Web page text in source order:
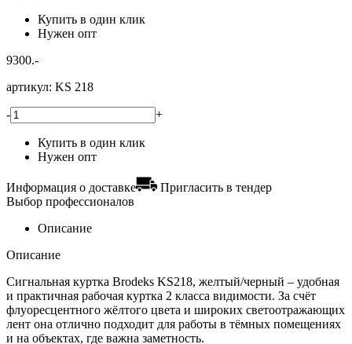
Купить в один клик
Нужен опт
9300.-
артикул: KS 218
- +
Купить в один клик
Нужен опт
Информация о доставке
Пригласить в тендер
Выбор профессионалов
Описание
Описание
Сигнальная куртка Brodeks KS218, желтый/черный – удобная
и практичная рабочая куртка 2 класса видимости. За счёт
флуоресцентного жёлтого цвета и широких светоотражающих
лент она отлично подходит для работы в тёмных помещениях
и на объектах, где важна заметность.